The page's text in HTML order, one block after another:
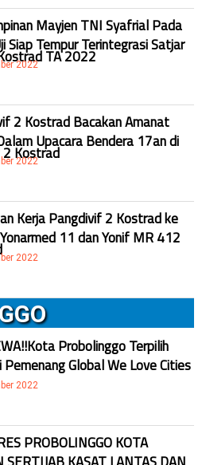
Mayjen TNI Syafrial Pada
Siap Tempur Terintegrasi Satjar
TA 2022
2022
2 Kostrad Bacakan Amanat
Upacara Bendera 17an di
2 Kostrad
2022
Kerja Pangdivif 2 Kostrad ke
11 dan Yonif MR 412
2022
Probolinggo Terpilih
Pemenang Global We Love Cities
2022
PROBOLINGGO KOTA
SERTIJAB KASAT LANTAS DAN